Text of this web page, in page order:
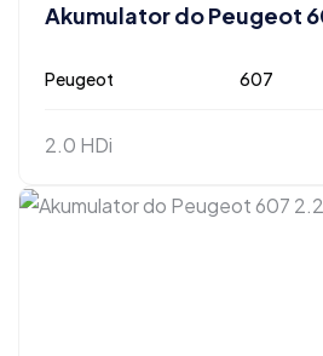
Akumulator do Peugeot
Peugeot 607
2.0 HDi